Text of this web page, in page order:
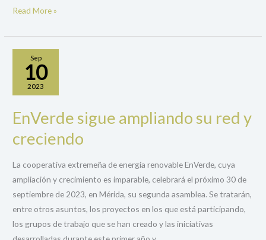
Read More »
Sep
10
2023
EnVerde sigue ampliando su red y
creciendo
La cooperativa extremeña de energía renovable EnVerde, cuya
ampliación y crecimiento es imparable, celebrará el próximo 30 de
septiembre de 2023, en Mérida, su segunda asamblea. Se tratarán,
entre otros asuntos, los proyectos en los que está participando,
los grupos de trabajo que se han creado y las iniciativas
EnVerde
ampliando